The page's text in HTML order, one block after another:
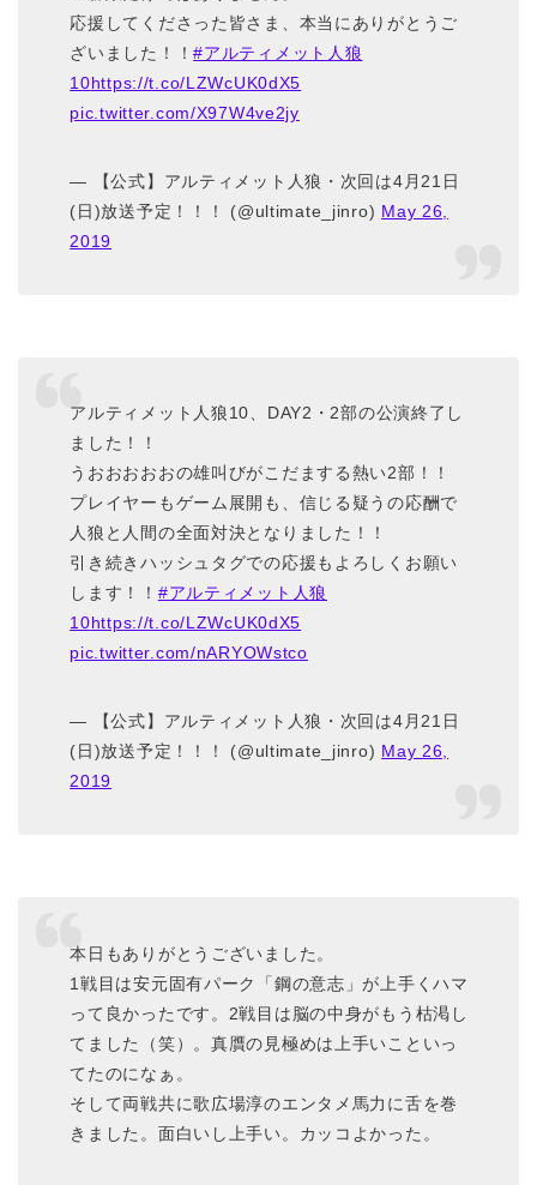
応援してくださった皆さま、本当にありがとうご
ざいました！！#アルティメット人狼
10https://t.co/LZWcUK0dX5
pic.twitter.com/X97W4ve2jy
— 【公式】アルティメット人狼・次回は4月21日
(日)放送予定！！！ (@ultimate_jinro) May 26,
2019
アルティメット人狼10、DAY2・2部の公演終了し
ました！！
うおおおおおの雄叫びがこだまする熱い2部！！
プレイヤーもゲーム展開も、信じる疑うの応酬で
人狼と人間の全面対決となりました！！
引き続きハッシュタグでの応援もよろしくお願い
します！！ #アルティメット人狼
10https://t.co/LZWcUK0dX5
pic.twitter.com/nARYOWstco
— 【公式】アルティメット人狼・次回は4月21日
(日)放送予定！！！ (@ultimate_jinro) May 26,
2019
本日もありがとうございました。
1戦目は安元固有パーク「鋼の意志」が上手くハマ
って良かったです。2戦目は脳の中身がもう枯渇し
てました（笑）。真贋の見極めは上手いこといっ
てたのになぁ。
そして両戦共に歌広場淳のエンタメ馬力に舌を巻
きました。面白いし上手い。カッコよかった。